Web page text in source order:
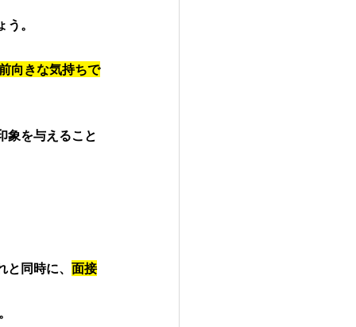
う。
向きな気持ちで
象を与えること
同時に、 面接